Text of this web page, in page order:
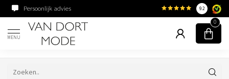
Persoonlijk advies Familiebedrijf sinds
9.2
MENU
0